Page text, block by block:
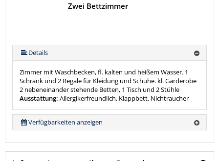
Zwei Bettzimmer
Details
Zimmer mit Waschbecken, fl. kalten und heißem Wasser. 1
Schrank und 2 Regale für Kleidung und Schuhe. kl. Garderobe
2 nebeneinander stehende Betten, 1 Tisch und 2 Stühle
Ausstattung: Allergikerfreundlich, Klappbett, Nichtraucher
Verfügbarkeiten anzeigen